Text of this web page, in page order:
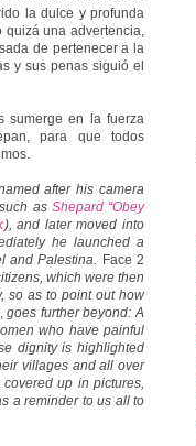
la dulce y profunda
quizá una advertencia,
de pertenecer a la
y sus penas siguió el
sumerge en la fuerza
para que todos
after his camera
as Shepard “Obey
), and later moved into
he launched a
and Palestina. Face 2
which were then
so as to point out how
goes further beyond: A
who have painful
dignity is highlighted
villages and all over
up in pictures,
a reminder to us all to